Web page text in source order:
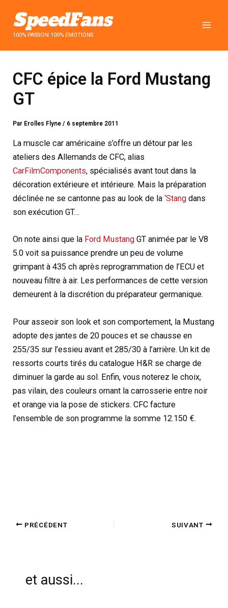
contenu100% PASSION 100% EMOTIONS
CFC épice la Ford Mustang
GT
Par Erolles Flyne/ 6 septembre 2011
La muscle car américaine s’offre un détour par les
ateliers des Allemands de CFC, alias
CarFilmComponents, spécialisés avant tout dans la
décoration extérieure et intérieure. Mais la préparation
déclinée ne se cantonne pas au look de la‘Stang dans
son exécution GT…
On note ainsi que la Ford Mustang GT animée par le V8
5.0 voit sa puissance prendre un peu de volume
grimpant à 435 ch après reprogrammation de l’ECU et
nouveau filtre à air. Les performances de cette version
demeurent à la discrétion du préparateur germanique.
Pour asseoir son look et son comportement, la Mustang
adopte des jantes de 20 pouces et se chausse en
255/35 sur l’essieu avant et 285/30 à l’arrière. Un kit de
ressorts courts tirés du catalogue H&R se charge de
diminuer la garde au sol. Enfin, vous noterez le choix,
pas vilain, des couleurs ornant la carrosserie entre noir
et orange via la pose de stickers. CFC facture
l’ensemble de son programme la somme 12.150 €.
PRÉCÉDENT SUIVANT
et aussi...